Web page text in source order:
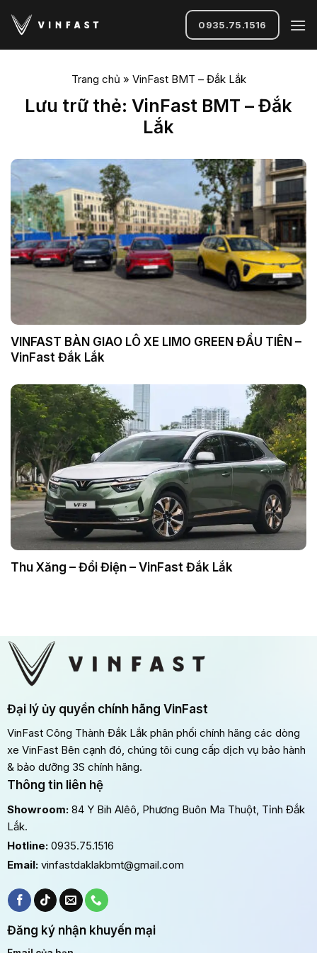
qua
0935.75.1516
Trang chủ » VinFast BMT – Đắk Lắk
Lưu trữ thẻ: VinFast BMT – Đắk
Lắk
VINFAST BÀN GIAO LÔ XE LIMO GREEN ĐẦU TIÊN –
VinFast Đắk Lắk
Thu Xăng – Đổi Điện – VinFast Đắk Lắk
Đại lý ủy quyền chính hãng VinFast
VinFast Công Thành Đắk Lắk phân phối chính hãng các dòng
xe VinFast Bên cạnh đó, chúng tôi cung cấp dịch vụ bảo hành
& bảo dưỡng 3S chính hãng.
Thông tin liên hệ
Showroom:84 Y Bih Alêô, Phương Buôn Ma Thuột, Tỉnh Đắk
Lắk.
Hotline: 0935.75.1516
Email: vinfastdaklakbmt@gmail.com
Đăng ký nhận khuyến mại